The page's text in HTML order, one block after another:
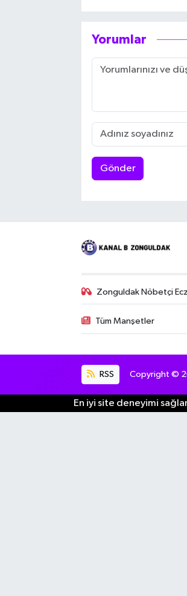
Yorumlar
Gönder
Zonguldak Nöbetçi
Tüm Manşetler
RSS Copyright ©
En iyi site deneyimi